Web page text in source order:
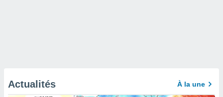
Actualités À la une